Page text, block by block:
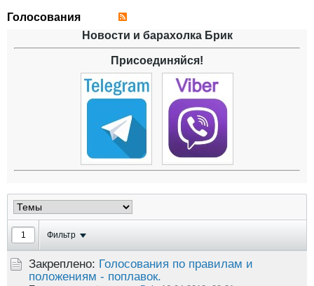
Голосования
Новости и барахолка Брик
Присоединяйся!
Фильтр
Закреплено: Голосования по правилам и
положениям - поплавок.